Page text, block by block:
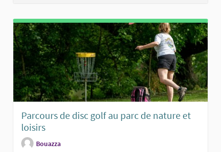
Parcours de disc golf au parc de nature et
loisirs
Bouazza